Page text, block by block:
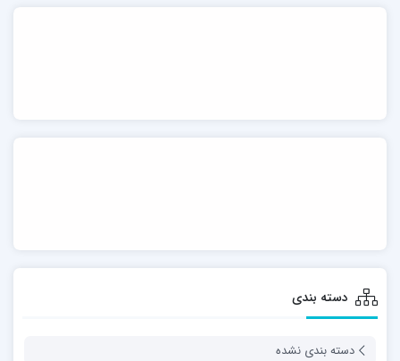
دسته بندی
دسته بندی نشده